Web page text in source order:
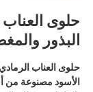
حلوى العناب
البذور
حلوى العناب
الأسود مصنوعة من